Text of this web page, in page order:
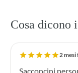
Cosa dicono
2 mesi
Sacconcini